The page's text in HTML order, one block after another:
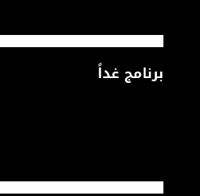
برنامج غداً